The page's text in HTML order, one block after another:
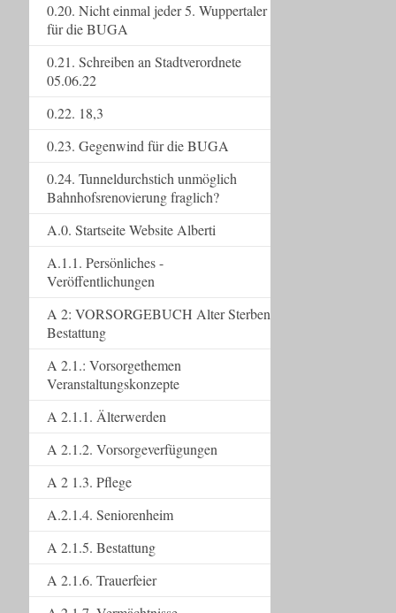
0.20. Nicht einmal jeder 5. Wuppertaler
für die BUGA
0.21. Schreiben an Stadtverordnete
05.06.22
0.22. 18,3
0.23. Gegenwind für die BUGA
0.24. Tunneldurchstich unmöglich
Bahnhofsrenovierung fraglich?
A.0. Startseite Website Alberti
A.1.1. Persönliches -
Veröffentlichungen
A 2: VORSORGEBUCH Alter Sterben
Bestattung
A 2.1.: Vorsorgethemen
Veranstaltungskonzepte
A 2.1.1. Älterwerden
A 2.1.2. Vorsorgeverfügungen
A 2 1.3. Pflege
A.2.1.4. Seniorenheim
A 2.1.5. Bestattung
A 2.1.6. Trauerfeier